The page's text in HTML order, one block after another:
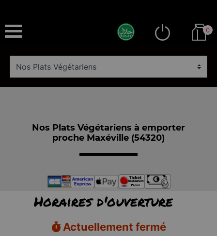
0
Nos Plats Végétariens à emporter
proche Maxéville (54320)
Horaires d'ouverture
Actuellement fermé